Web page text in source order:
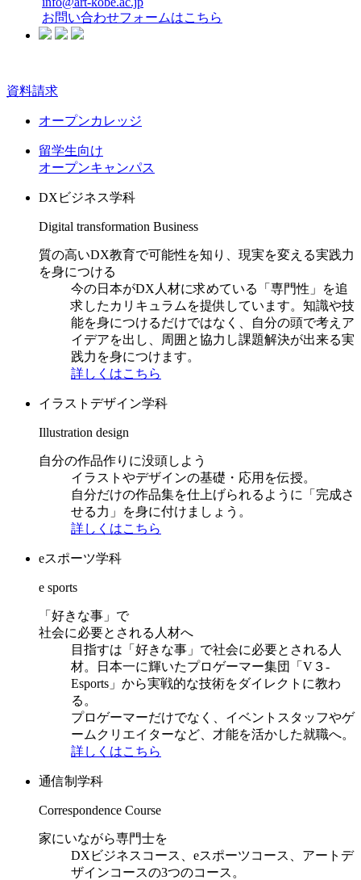
お問い合わせフォームはこちら
資料請求
オープンカレッジ
留学生向け
オープンキャンパス
DXビジネス学科
Digital transformation Business
質の高いDX教育で可能性を知り、現実を変える実践力
を身につける
今の日本がDX人材に求めている「専門性」を追
求したカリキュラムを提供しています。知識や技
能を身につけるだけではなく、自分の頭で考えア
イデアを出し、周囲と協力し課題解決が出来る実
践力を身につけます。
詳しくはこちら
イラストデザイン学科
Illustration design
自分の作品作りに没頭しよう
イラストやデザインの基礎・応用を伝授。
自分だけの作品集を仕上げられるように「完成さ
せる力」を身に付けましょう。
詳しくはこちら
eスポーツ学科
e sports
「好きな事」で
社会に必要とされる人材へ
目指すは「好きな事」で社会に必要とされる人
材。日本一に輝いたプロゲーマー集団「V３-
Esports」から実戦的な技術をダイレクトに教わ
る。
プロゲーマーだけでなく、イベントスタッフやゲ
ームクリエイターなど、才能を活かした就職へ。
詳しくはこちら
通信制学科
Correspondence Course
家にいながら専門士を
DXビジネスコース、eスポーツコース、アートデ
ザインコースの3つのコース。